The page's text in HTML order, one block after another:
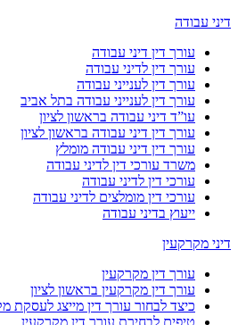
דיני עבודה
עורך דין דיני עבודה
עורך דין לדיני עבודה
עורך דין לענייני עבודה
עורך דין לענייני עבודה בתל אביב
עו”ד דיני עבודה בראשון לציון
עורך דין דיני עבודה בראשון לציון
עורך דין דיני עבודה מומלץ
משרד עורכי דין לדיני עבודה
עורכי דין לדיני עבודה
עורכי דין מומלצים לדיני עבודה
ייעוץ בדיני עבודה
דיני מקרקעין
עורך דין מקרקעין
עורך דין מקרקעין בראשון לציון
כיצד לבחור עורך דין מייצג לעסקת
טיפים לבחירת עורך דין מקרקעין